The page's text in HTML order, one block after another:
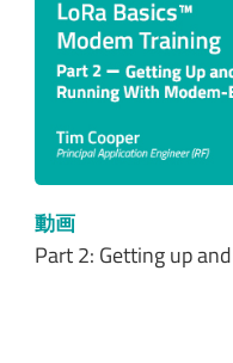
動画
Part 2: Getting up